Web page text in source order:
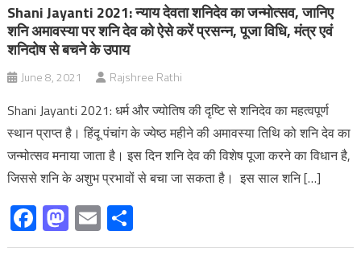
Shani Jayanti 2021: न्याय देवता शनिदेव का जन्मोत्सव, जानिए
शनि अमावस्या पर शनि देव को ऐसे करें प्रसन्न, पूजा विधि, मंत्र एवं
शनिदोष से बचने के उपाय
June 8, 2021 Rajshree Rathi
Shani Jayanti 2021: धर्म और ज्योतिष की दृष्टि से शनिदेव का महत्वपूर्ण
स्थान प्राप्त है। हिंदू पंचांग के ज्येष्ठ महीने की अमावस्या तिथि को शनि देव का
जन्मोत्सव मनाया जाता है। इस दिन शनि देव की विशेष पूजा करने का विधान है,
जिससे शनि के अशुभ प्रभावों से बचा जा सकता है। इस साल शनि […]
Facebook
Mastodon
EmailShare